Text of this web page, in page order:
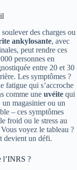
des charges ou
ankylosante, avec
peut rendre ces
personnes en
entre 20 et 30
Les symptômes ?
fatigue qui s’accroche
comme une uvéite qui
magasinier ou un
– ces symptômes
froid ou le stress au
voyez le tableau ?
devient un défi.
l’INRS ?